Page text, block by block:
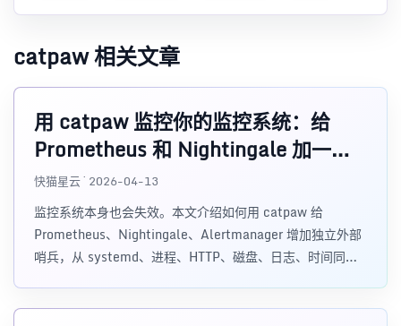
catpaw 相关文章
用 catpaw 监控你的监控系统：给
Prometheus 和 Nightingale 加一层
外部哨兵
快猫星云 · 2026-04-13
监控系统本身也会失效。本文介绍如何用 catpaw 给
Prometheus、Nightingale、Alertmanager 增加独立外部
哨兵，从 systemd、进程、HTTP、磁盘、日志、时间同步